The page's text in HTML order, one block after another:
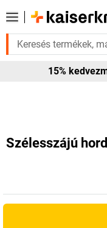
van rá? Válogatott
15%
Szélesszájú